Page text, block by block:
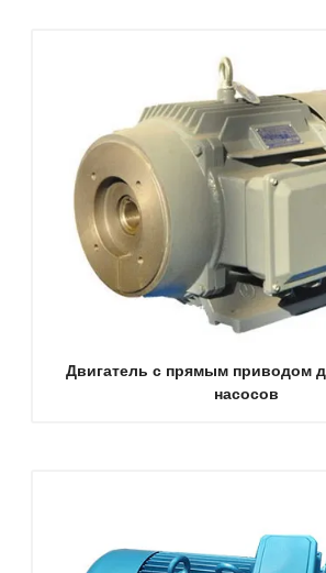
Двигатель с прямым приводом
насосов